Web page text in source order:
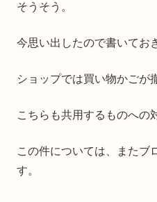
そうそう。
今思い出したので書いてお
ショップでは買い物かごが
こちらも共用するものへの
この件については、またブ
す。